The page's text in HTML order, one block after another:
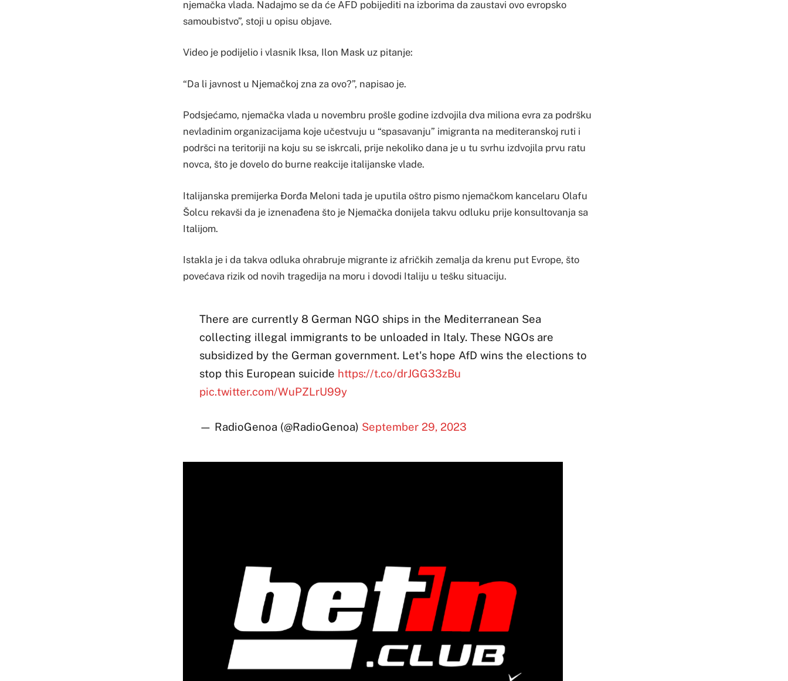
njemačka vlada. Nadajmo se da će AFD pobijediti na izborima da zaustavi ovo evropsko
samoubistvo”, stoji u opisu objave.
Video je podijelio i vlasnik Iksa, Ilon Mask uz pitanje:
“Da li javnost u Njemačkoj zna za ovo?”, napisao je.
Podsjećamo, njemačka vlada u novembru prošle godine izdvojila dva miliona evra za podršku
nevladinim organizacijama koje učestvuju u “spasavanju” imigranta na mediteranskoj ruti i
podršci na teritoriji na koju su se iskrcali, prije nekoliko dana je u tu svrhu izdvojila prvu ratu
novca, što je dovelo do burne reakcije italijanske vlade.
Italijanska premijerka Đorđa Meloni tada je uputila oštro pismo njemačkom kancelaru Olafu
Šolcu rekavši da je iznenađena što je Njemačka donijela takvu odluku prije konsultovanja sa
Italijom.
Istakla je i da takva odluka ohrabruje migrante iz afričkih zemalja da krenu put Еvrope, što
povećava rizik od novih tragedija na moru i dovodi Italiju u tešku situaciju.
There are currently 8 German NGO ships in the Mediterranean Sea
collecting illegal immigrants to be unloaded in Italy. These NGOs are
subsidized by the German government. Let's hope AfD wins the elections to
stop this European suicide https://t.co/drJGG33zBu
pic.twitter.com/WuPZLrU99y
— RadioGenoa (@RadioGenoa) September 29, 2023